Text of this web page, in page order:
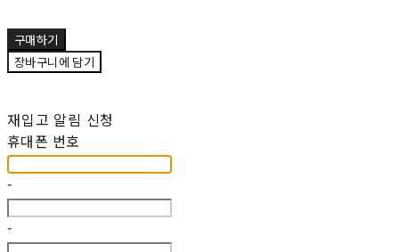
구매하기
장바구니에 담기
재입고 알림 신청
휴대폰 번호
-
-